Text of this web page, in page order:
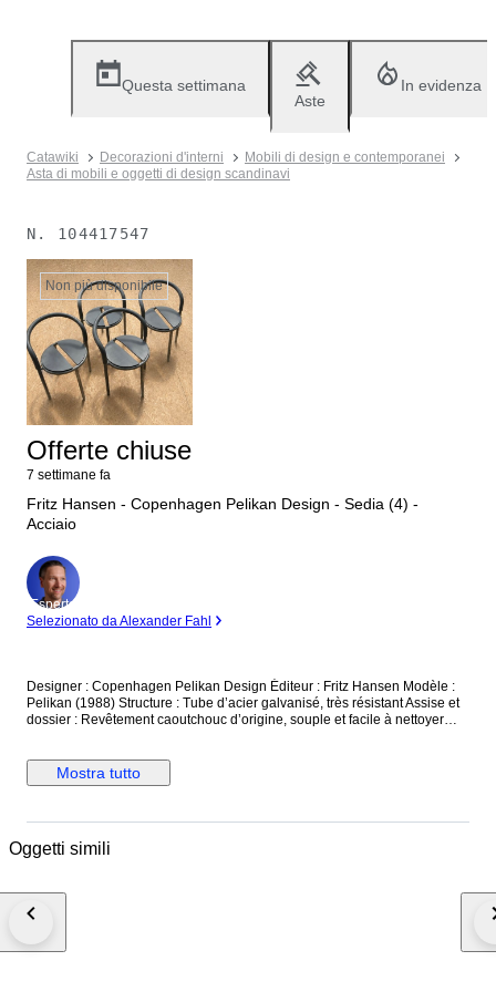
Questa settimana
Aste
In evidenza
Catawiki Decorazioni d'interni
Mobili di design e contemporanei
Asta di mobili e oggetti di design scandinavi
N. 104417547
Non più disponibile
Offerte chiuse
7 settimane fa
Fritz Hansen - Copenhagen Pelikan Design - Sedia (4) -
Acciaio
Esperto
Selezionato da Alexander Fahl
Designer : Copenhagen Pelikan Design Éditeur : Fritz Hansen Modèle :
Pelikan (1988) Structure : Tube d’acier galvanisé, très résistant Assise et
dossier : Revêtement caoutchouc d’origine, souple et facile à nettoyer
Profondeur 49 cm Usage : intérieur et extérieur (terrasse, cuisine, salle à
manger, café, galerie...)
Mostra tutto
Oggetti simili